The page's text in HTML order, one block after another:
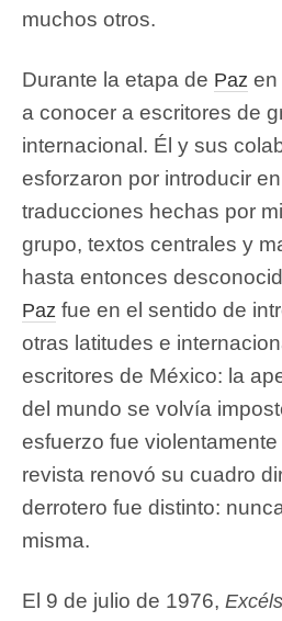
muchos otros.
Durante la etapa de Paz en
a conocer a escritores de
internacional. Él y sus
esforzaron por introducir
traducciones hechas por
grupo, textos centrales y
hasta entonces
Paz fue en el sentido de
otras latitudes e
escritores de México: la
del mundo se volvía
esfuerzo fue
revista renovó su cuadro
derrotero fue distinto:
misma.
El 9 de julio de 1976,